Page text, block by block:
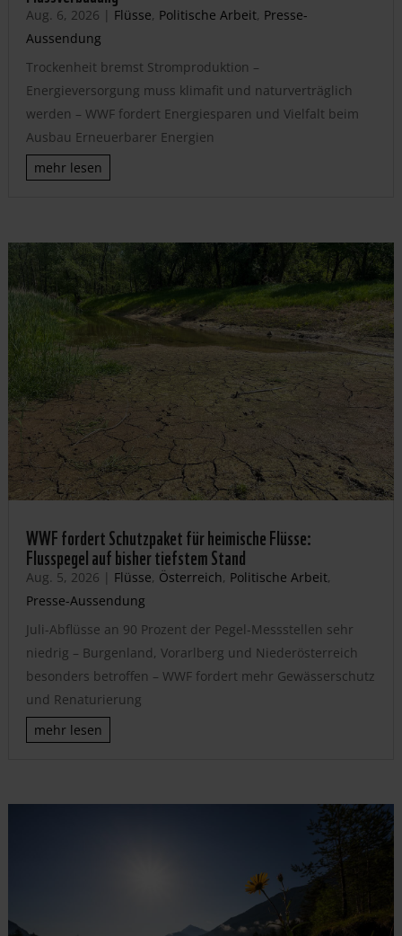
Aug. 6, 2026 | Flüsse, Politische Arbeit, Presse-
Aussendung
Trockenheit bremst Stromproduktion –
Energieversorgung muss klimafit und naturverträglich
werden – WWF fordert Energiesparen und Vielfalt beim
Ausbau Erneuerbarer Energien
mehr lesen
WWF fordert Schutzpaket für heimische Flüsse:
Flusspegel auf bisher tiefstem Stand
Aug. 5, 2026 | Flüsse, Österreich, Politische Arbeit,
Presse-Aussendung
Juli-Abflüsse an 90 Prozent der Pegel-Messstellen sehr
niedrig – Burgenland, Vorarlberg und Niederösterreich
besonders betroffen – WWF fordert mehr Gewässerschutz
und Renaturierung
mehr lesen